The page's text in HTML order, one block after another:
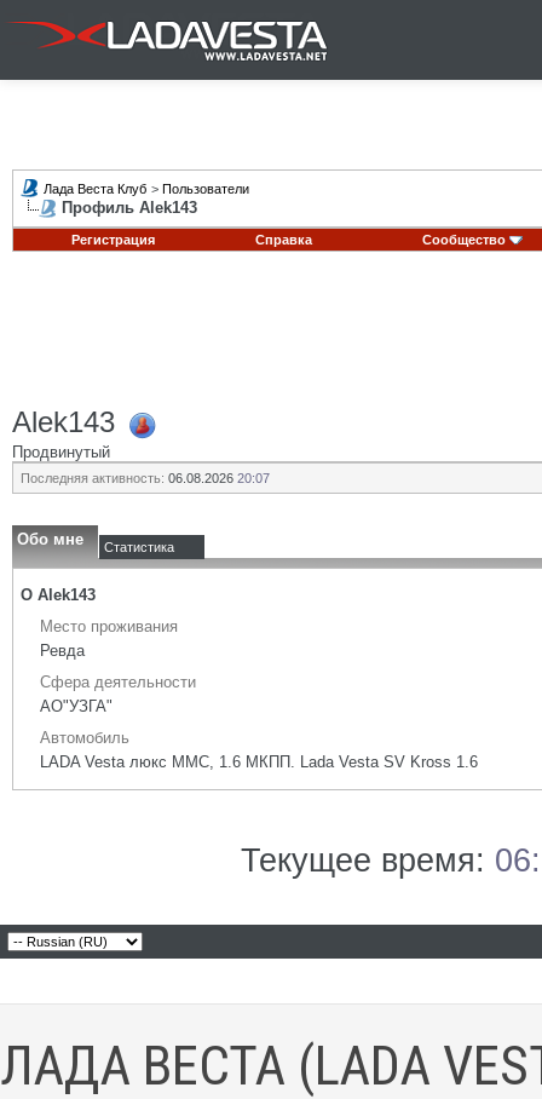
Лада Веста Клуб > Пользователи
Профиль Alek143
Регистрация Справка Сообщество
Alek143
Продвинутый
Последняя активность: 06.08.2026 20:07
Обо мне Статистика
О Alek143
Место проживания
Ревда
Сфера деятельности
АО"УЗГА"
Автомобиль
LADA Vesta люкс ММС, 1.6 МКПП. Lada Vesta SV Kross 1.6
Текущее время:
ЛАДА ВЕСТА (LADA